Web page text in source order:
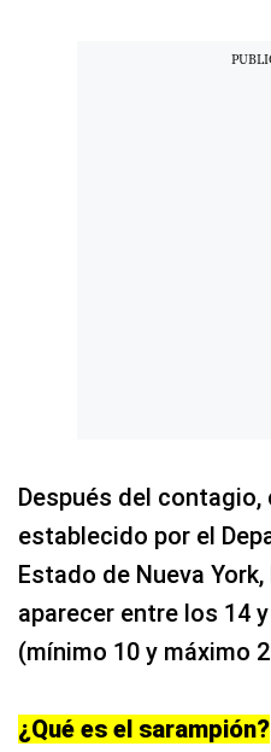
Después del
establecido por el
Estado de Nueva
aparecer entre los 14
(mínimo 10 y máximo
¿Qué es el sarampión?